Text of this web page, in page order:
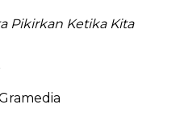
Pikirkan Ketika Kita